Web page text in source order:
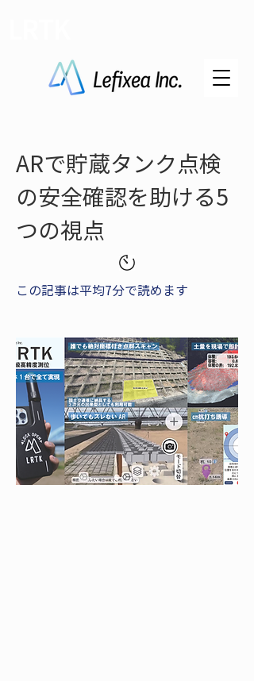
ARで貯蔵タンク点検
の安全確認を助ける5
つの視点
この記事は平均7分で読めます